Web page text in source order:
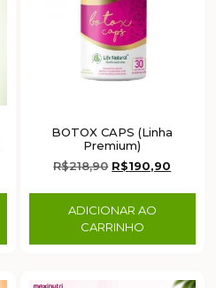
BOTOX CAPS (Linha
Premium)
R$218,90 R$190,90
ADICIONAR AO
CARRINHO